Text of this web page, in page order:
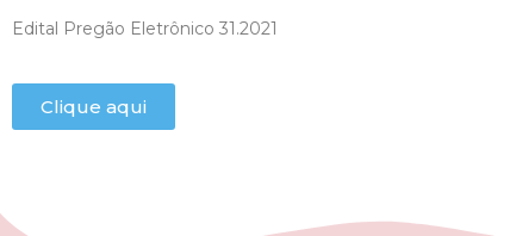
Edital Pregão Eletrônico 31.2021
Clique aqui